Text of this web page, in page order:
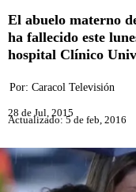
El abuelo materno
ha fallecido este
hospital Clínico
Por: Caracol Televisión
28 de Jul, 2015
Actualizado: 5 de feb, 2016